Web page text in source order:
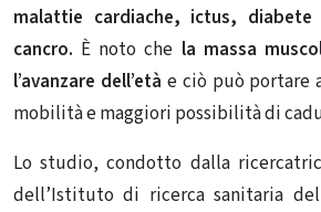
malattie cardiache, ictus,
cancro. È noto che la massa
l’avanzare dell’età e ciò può portare
mobilità e maggiori possibilità di
Lo studio, condotto dalla
dell’Istituto di ricerca sanitaria